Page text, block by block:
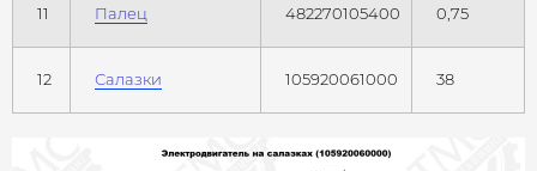
11 Палец 482270105400 0,75
12 Салазки 105920061000 38